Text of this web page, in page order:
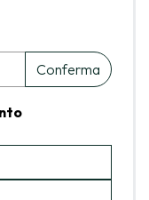
Conferma